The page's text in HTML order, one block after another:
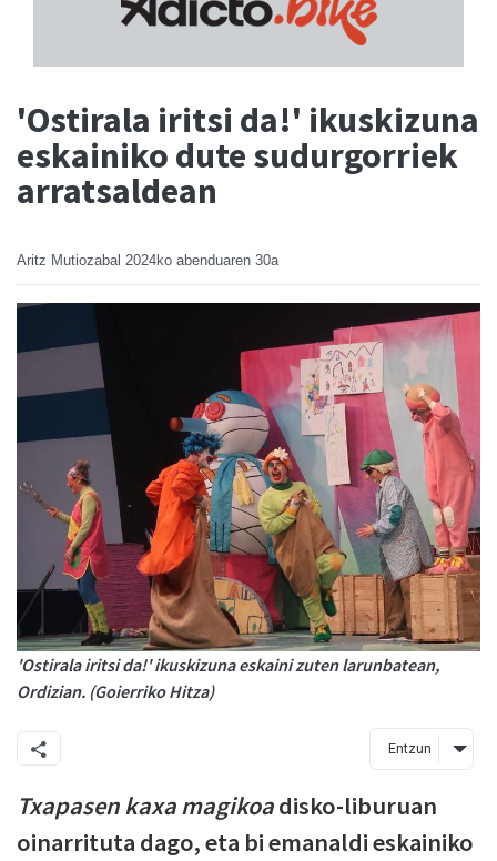
'Ostirala iritsi da!' ikuskizuna
eskainiko dute sudurgorriek
arratsaldean
Aritz Mutiozabal 2024ko abenduaren 30a
'Ostirala iritsi da!' ikuskizuna eskaini zuten larunbatean,
Ordizian. (Goierriko Hitza)
Entzun
Txapasen kaxa magikoadisko-liburuan
oinarrituta dago, eta bi emanaldi eskainiko